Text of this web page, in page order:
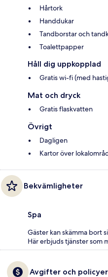
Hårtork
Handdukar
Tandborstar och
Toalettpapper
Håll dig uppkopplad
Gratis wi-fi (med
Mat och dryck
Gratis flaskvatten
Övrigt
Dagligen
Kartor över
Bekvämligheter
Spa
Gäster kan skämma bort
Här erbjuds tjänster som
Avgifter och policyer